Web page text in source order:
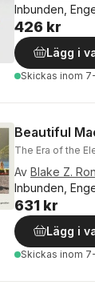
Inbunden,
426 kr
Lägg i
Skickas inom
Beautiful
The Era of the
Av Blake Z.
Inbunden,
631 kr
Lägg i
Skickas inom